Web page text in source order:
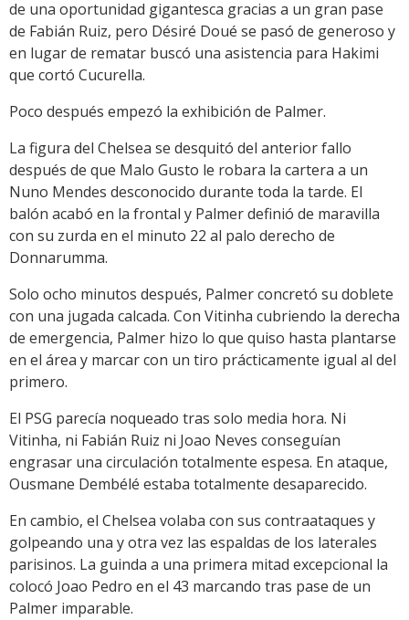
de una oportunidad gigantesca gracias a un gran pase
de Fabián Ruiz, pero Désiré Doué se pasó de generoso y
en lugar de rematar buscó una asistencia para Hakimi
que cortó Cucurella.
Poco después empezó la exhibición de Palmer.
La figura del Chelsea se desquitó del anterior fallo
después de que Malo Gusto le robara la cartera a un
Nuno Mendes desconocido durante toda la tarde. El
balón acabó en la frontal y Palmer definió de maravilla
con su zurda en el minuto 22 al palo derecho de
Donnarumma.
Solo ocho minutos después, Palmer concretó su doblete
con una jugada calcada. Con Vitinha cubriendo la derecha
de emergencia, Palmer hizo lo que quiso hasta plantarse
en el área y marcar con un tiro prácticamente igual al del
primero.
El PSG parecía noqueado tras solo media hora. Ni
Vitinha, ni Fabián Ruiz ni Joao Neves conseguían
engrasar una circulación totalmente espesa. En ataque,
Ousmane Dembélé estaba totalmente desaparecido.
En cambio, el Chelsea volaba con sus contraataques y
golpeando una y otra vez las espaldas de los laterales
parisinos. La guinda a una primera mitad excepcional la
colocó Joao Pedro en el 43 marcando tras pase de un
Palmer imparable.